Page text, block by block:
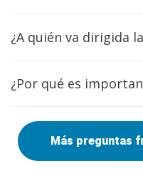
¿A quién va dirigida la
¿Por qué es
Más preguntas